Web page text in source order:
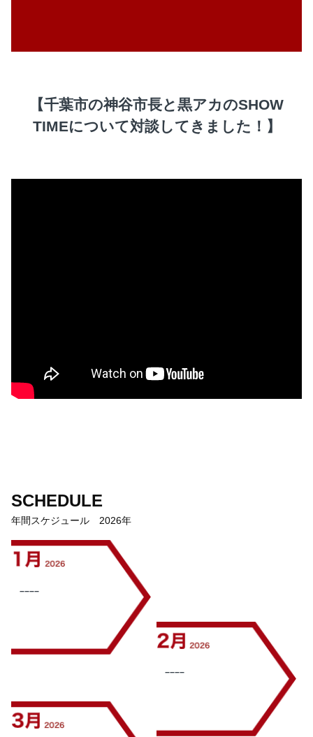
【千葉市の神谷市長と黒アカのSHOW
TIMEについて対談してきました！】
SCHEDULE
年間スケジュール 2026年
−−−−
−−−−